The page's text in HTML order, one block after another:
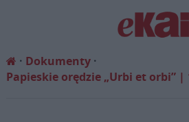
Dokumenty
Papieskie orędzie „Urbi et orbi”